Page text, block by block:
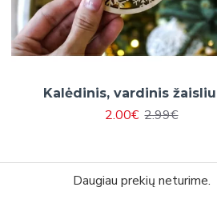
Kalėdinis, vardinis
2.00€ 2.99€
Daugiau prekių neturime.